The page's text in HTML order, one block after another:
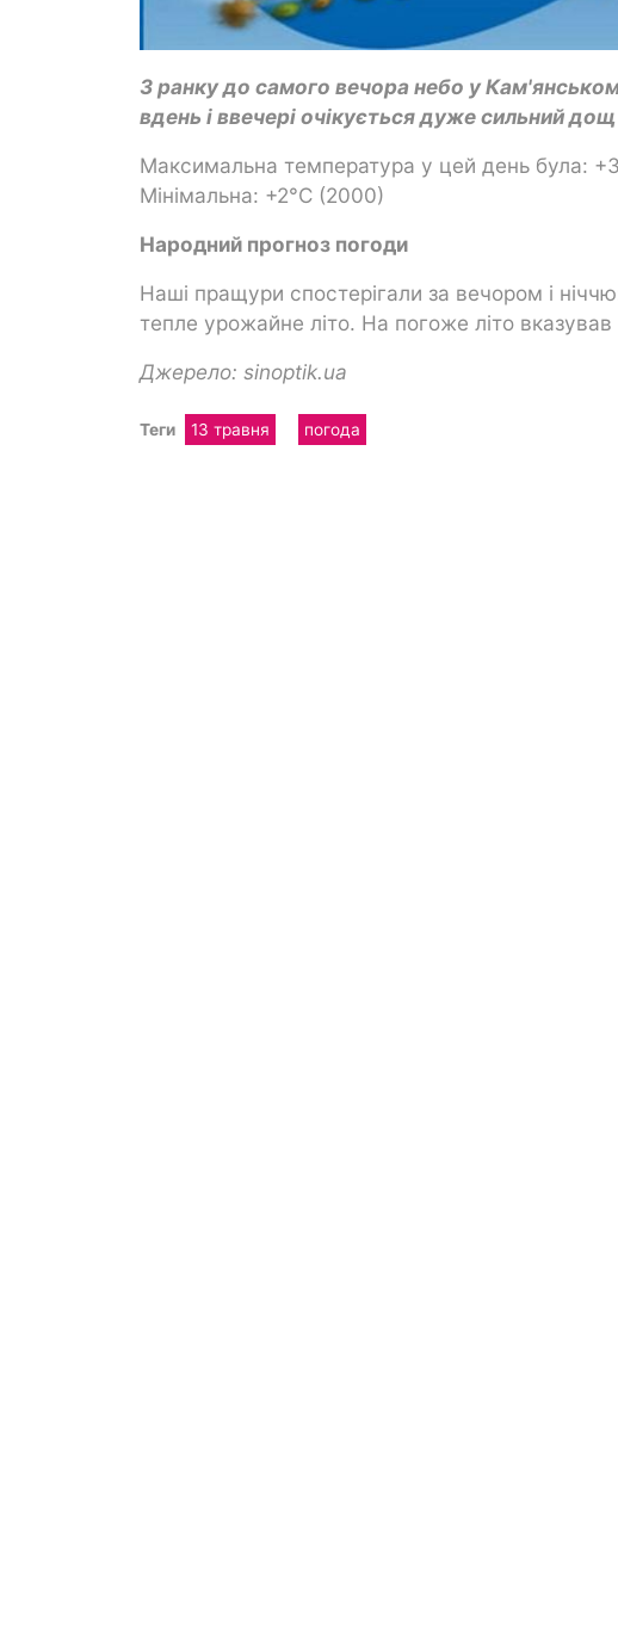
З ранку до самого вечора небо у
вдень і ввечері очікується дуже сильний
Максимальна температура у цей день була:
Мінімальна: +2°C (2000)
Народний прогноз погоди
Наші пращури спостерігали за вечором і
тепле урожайне літо. На погоже літо вказував
Джерело: sinoptik.ua
Теги 13 травня погода